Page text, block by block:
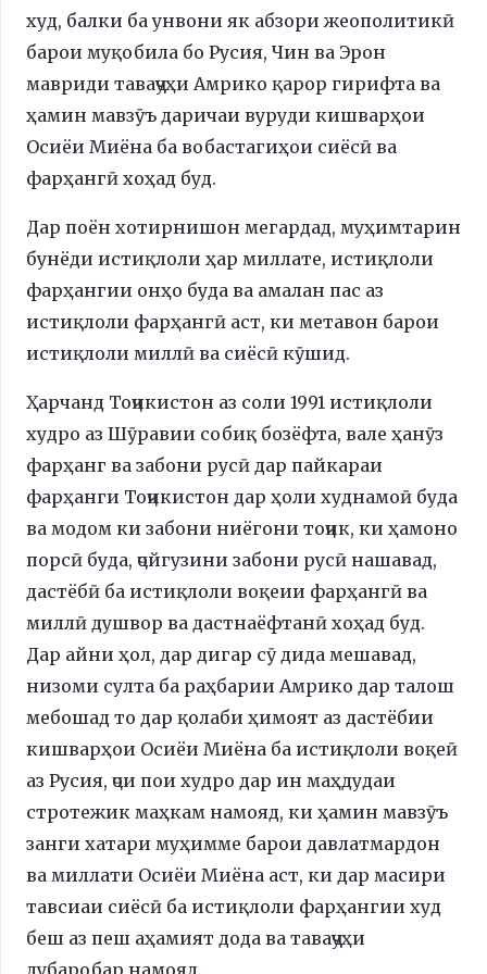
худ, балки ба унвони як абзори жеополитикӣ
барои муқобила бо Русия, Чин ва Эрон
мавриди таваҷҷуҳи Амрико қарор гирифта ва
ҳамин мавзӯъ даричаи вуруди кишварҳои
Осиёи Миёна ба вобастагиҳои сиёсӣ ва
фарҳангӣ хоҳад буд.
Дар поён хотирнишон мегардад, муҳимтарин
бунёди истиқлоли ҳар миллате, истиқлоли
фарҳангии онҳо буда ва амалан пас аз
истиқлоли фарҳангӣ аст, ки метавон барои
истиқлоли миллӣ ва сиёсӣ кӯшид.
Ҳарчанд Тоҷикистон аз соли 1991 истиқлоли
худро аз Шӯравии собиқ бозёфта, вале ҳанӯз
фарҳанг ва забони русӣ дар пайкараи
фарҳанги Тоҷикистон дар ҳоли худнамоӣ буда
ва модом ки забони ниёгони тоҷик, ки ҳамоно
порсӣ буда, ҷойгузини забони русӣ нашавад,
дастёбӣ ба истиқлоли воқеии фарҳангӣ ва
миллӣ душвор ва дастнаёфтанӣ хоҳад буд.
Дар айни ҳол, дар дигар сӯ дида мешавад,
низоми султа ба раҳбарии Амрико дар талош
мебошад то дар қолаби ҳимоят аз дастёбии
кишварҳои Осиёи Миёна ба истиқлоли воқеӣ
аз Русия, ҷои пои худро дар ин маҳдудаи
стротежик маҳкам намояд, ки ҳамин мавзӯъ
занги хатари муҳимме барои давлатмардон
ва миллати Осиёи Миёна аст, ки дар масири
тавсиаи сиёсӣ ба истиқлоли фарҳангии худ
беш аз пеш аҳамият дода ва таваҷҷуҳи
дубаробар намояд.